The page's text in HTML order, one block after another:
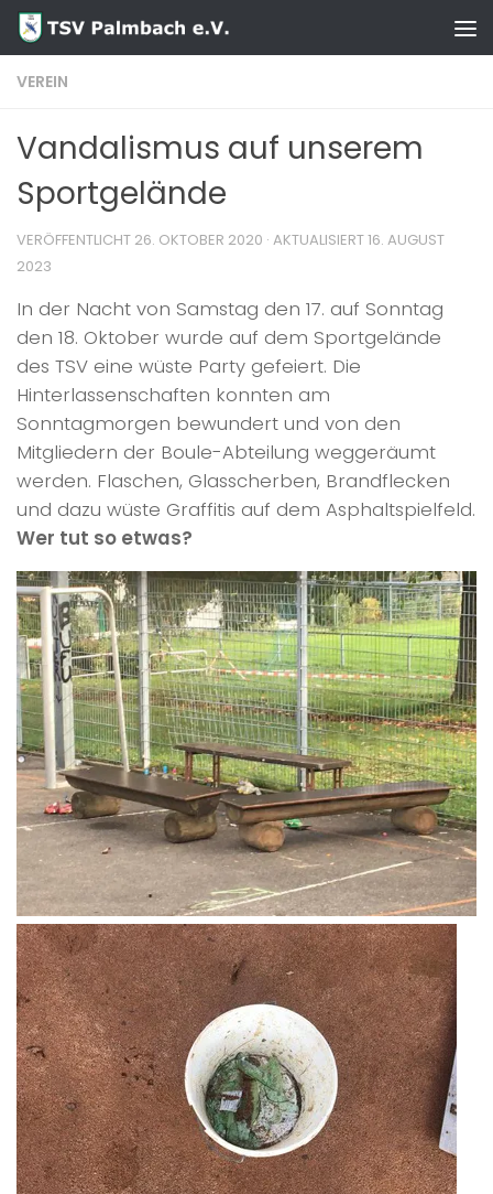
Zum Inhalt springen
VEREIN
Vandalismus auf unserem
Sportgelände
VERÖFFENTLICHT 26. OKTOBER 2020 · AKTUALISIERT16. AUGUST
2023
In der Nacht von Samstag den 17. auf Sonntag
den 18. Oktober wurde auf dem Sportgelände
des TSV eine wüste Party gefeiert. Die
Hinterlassenschaften konnten am
Sonntagmorgen bewundert und von den
Mitgliedern der Boule-Abteilung weggeräumt
werden. Flaschen, Glasscherben, Brandflecken
und dazu wüste Graffitis auf dem Asphaltspielfeld.
Wer tut so etwas?